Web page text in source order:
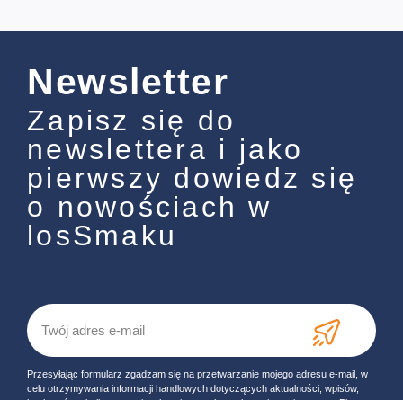
Newsletter
Zapisz się do
newslettera i jako
pierwszy dowiedz się
o nowościach w
losSmaku
Przesyłając formularz zgadzam się na przetwarzanie mojego adresu e-mail, w
celu otrzymywania informacji handlowych dotyczących aktualności, wpisów,